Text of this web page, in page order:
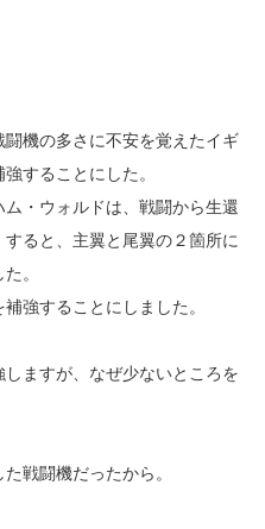
機の多さに不安を覚えたイギ
することにした。
・ウォルドは、戦闘から生還
ると、主翼と尾翼の２箇所に
。
強することにしました。
ますが、なぜ少ないところを
戦闘機だったから。